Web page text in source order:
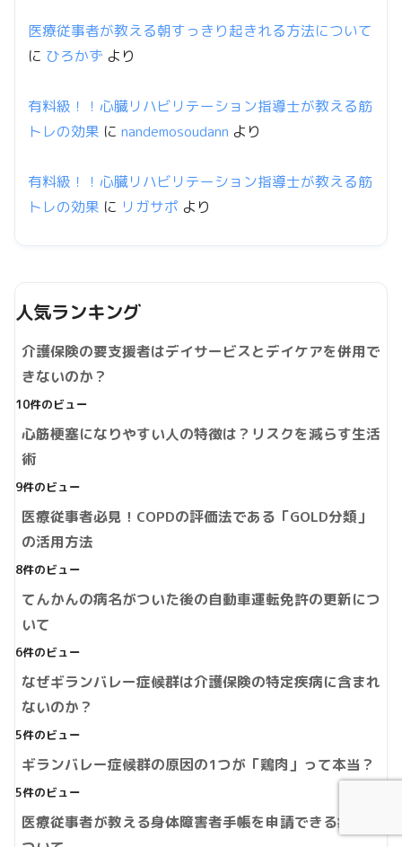
医療従事者が教える朝すっきり起きれる方法について
に ひろかず より
有料級！！心臓リハビリテーション指導士が教える筋
トレの効果 に nandemosoudann より
有料級！！心臓リハビリテーション指導士が教える筋
トレの効果 に リガサポ より
人気ランキング
介護保険の要支援者はデイサービスとデイケアを併用で
きないのか？
10件のビュー
心筋梗塞になりやすい人の特徴は？リスクを減らす生活
術
9件のビュー
医療従事者必見！COPDの評価法である「GOLD分類」
の活用方法
8件のビュー
てんかんの病名がついた後の自動車運転免許の更新につ
いて
6件のビュー
なぜギランバレー症候群は介護保険の特定疾病に含まれ
ないのか？
5件のビュー
ギランバレー症候群の原因の1つが「鶏肉」って本当？
5件のビュー
医療従事者が教える身体障害者手帳を申請できる病名に